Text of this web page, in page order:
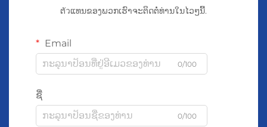
ຕัวແທນຂອງພວກເຮົາຈະຕິດຕໍ່ທ່ານໃນໄວໆນີ້.
Email
0/100
ຊື່
0/100